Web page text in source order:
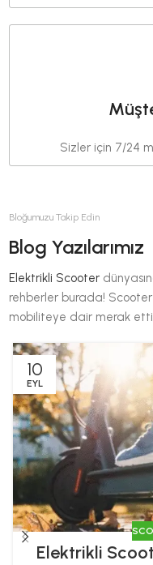
Sizler için 7/24
Bloğumuzu Takip Edin
Blog Yazılarımız
Elektrikli Scooter
rehberler burada! Scooter
mobiliteye dair merak
10
EYL
Elektrikli